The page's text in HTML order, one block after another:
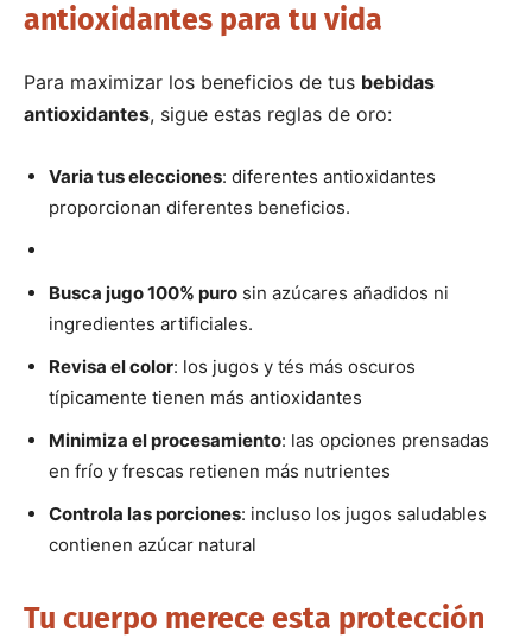
antioxidantes para tu vida
Para maximizar los beneficios de tus bebidas
antioxidantes, sigue estas reglas de oro:
Varia tus elecciones: diferentes antioxidantes
proporcionan diferentes beneficios.
Busca jugo 100% puro sin azúcares añadidos ni
ingredientes artificiales.
Revisa el color: los jugos y tés más oscuros
típicamente tienen más antioxidantes
Minimiza el procesamiento: las opciones prensadas
en frío y frescas retienen más nutrientes
Controla las porciones: incluso los jugos saludables
contienen azúcar natural
Tu cuerpo merece esta protección